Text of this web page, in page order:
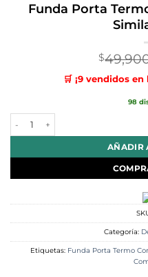
Funda Porta
$
🛒 ¡9 vendidos
98
AÑADIR
Categoría:
Etiquetas: Funda Porta Termo